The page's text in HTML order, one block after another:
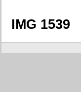
IMG 1539